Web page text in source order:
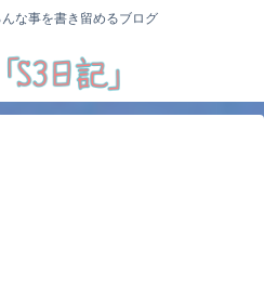
な事を書き留めるブログ